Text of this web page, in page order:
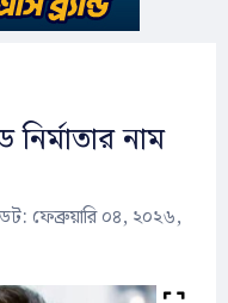
নাম
ফেব্রুয়ারি ০৪, ২০২৬,